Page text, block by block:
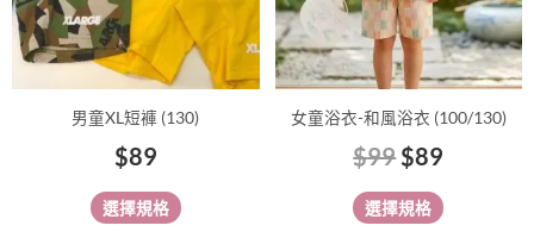
男童XL短褲 (130)
$89
選擇規格
在
產
頁
面
選
擇
女童浴衣-和風浴衣 (100/130)
$99$89
選擇規格
可
在
產
頁
面
選
擇